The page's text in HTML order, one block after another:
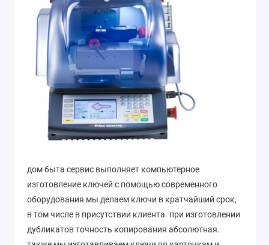
дом быта сервис выполняет компьютерное
изготовление ключей с помощью современного
оборудования мы делаем ключи в кратчайший срок,
в том числе в присутствии клиента. при изготовлении
дубликатов точность копирования абсолютная.